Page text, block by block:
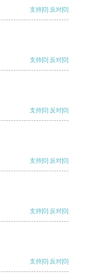
支持[0] 反对[0]
支持[0] 反对[0]
支持[0] 反对[0]
支持[0] 反对[0]
支持[0] 反对[0]
支持[0] 反对[0]